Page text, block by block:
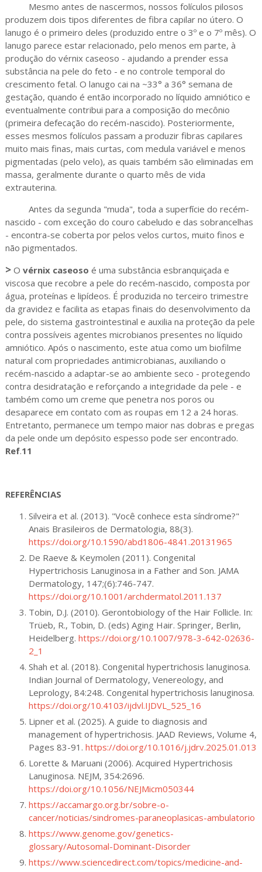
Mesmo antes de nascermos, nossos folículos pilosos
produzem dois tipos diferentes de fibra capilar no útero. O
lanugo é o primeiro deles (produzido entre o 3º e o 7º mês). O
lanugo parece estar relacionado, pelo menos em parte, à
produção do vérnix caseoso - ajudando a prender essa
substância na pele do feto - e no controle temporal do
crescimento fetal. O lanugo cai na ~33° a 36° semana de
gestação, quando é então incorporado no líquido amniótico e
eventualmente contribui para a composição do mecônio
(primeira defecação do recém-nascido). Posteriormente,
esses mesmos folículos passam a produzir fibras capilares
muito mais finas, mais curtas, com medula variável e menos
pigmentadas (pelo velo), as quais também são eliminadas em
massa, geralmente durante o quarto mês de vida
extrauterina.
Antes da segunda "muda", toda a superfície do recém-
nascido - com exceção do couro cabeludo e das sobrancelhas
- encontra-se coberta por pelos velos curtos, muito finos e
não pigmentados.
>O vérnix caseoso é uma substância esbranquiçada e
viscosa que recobre a pele do recém-nascido, composta por
água, proteínas e lipídeos. É produzida no terceiro trimestre
da gravidez e facilita as etapas finais do desenvolvimento da
pele, do sistema gastrointestinal e auxilia na proteção da pele
contra possíveis agentes microbianos presentes no líquido
amniótico. Após o nascimento, este atua como um biofilme
natural com propriedades antimicrobianas, auxiliando o
recém-nascido a adaptar-se ao ambiente seco - protegendo
contra desidratação e reforçando a integridade da pele - e
também como um creme que penetra nos poros ou
desaparece em contato com as roupas em 12 a 24 horas.
Entretanto, permanece um tempo maior nas dobras e pregas
da pele onde um depósito espesso pode ser encontrado.
Ref.11
REFERÊNCIAS
Silveira et al. (2013). "Você conhece esta síndrome?"
Anais Brasileiros de Dermatologia, 88(3).
https://doi.org/10.1590/abd1806-4841.20131965
De Raeve & Keymolen (2011). Congenital
Hypertrichosis Lanuginosa in a Father and Son. JAMA
Dermatology, 147;(6):746-747.
https://doi.org/10.1001/archdermatol.2011.137
Tobin, D.J. (2010). Gerontobiology of the Hair Follicle. In:
Trüeb, R., Tobin, D. (eds) Aging Hair. Springer, Berlin,
Heidelberg. https://doi.org/10.1007/978-3-642-02636-
2_1
Shah et al. (2018). Congenital hypertrichosis lanuginosa.
Indian Journal of Dermatology, Venereology, and
Leprology, 84:248. Congenital hypertrichosis lanuginosa.
https://doi.org/10.4103/ijdvl.IJDVL_525_16
Lipner et al. (2025). A guide to diagnosis and
management of hypertrichosis. JAAD Reviews, Volume 4,
Pages 83-91. https://doi.org/10.1016/j.jdrv.2025.01.013
Lorette & Maruani (2006). Acquired Hypertrichosis
Lanuginosa. NEJM, 354:2696.
https://doi.org/10.1056/NEJMicm050344
https://accamargo.org.br/sobre-o-
cancer/noticias/sindromes-paraneoplasicas-ambulatorio
https://www.genome.gov/genetics-
glossary/Autosomal-Dominant-Disorder
https://www.sciencedirect.com/topics/medicine-and-